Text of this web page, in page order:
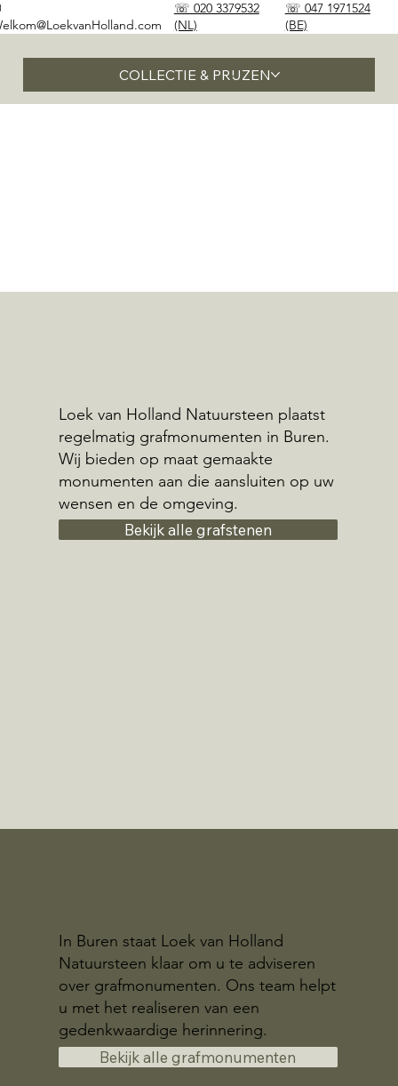
COLLECTIE & PRIJZEN
☏ 020 3379532
(NL)
☏ 047 1971524
(BE)
Loek van Holland Natuursteen plaatst
regelmatig grafmonumenten in Buren.
Wij bieden op maat gemaakte
monumenten aan die aansluiten op uw
wensen en de omgeving.
Bekijk alle grafstenen
In Buren staat Loek van Holland
Natuursteen klaar om u te adviseren
over grafmonumenten. Ons team helpt
u met het realiseren van een
gedenkwaardige herinnering.
Bekijk alle grafmonumenten